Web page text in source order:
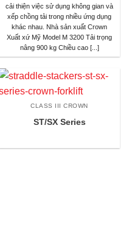
cải thiện việc sử dụng không gian và
xếp chồng tải trong nhiều ứng dụng
khác nhau. Nhà sản xuất Crown
Xuất xứ Mỹ Model M 3200 Tải trọng
nâng 900 kg Chiều cao [...]
CLASS III CROWN
ST/SX Series